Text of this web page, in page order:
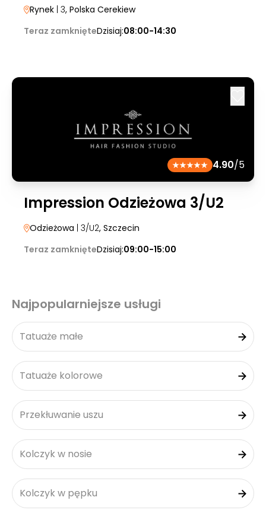
Rynek | 3, Polska Cerekiew
Teraz zamknięteDzisiaj:08:00-14:30
4.90/5
Impression Odzieżowa 3/U2
Odzieżowa | 3/U2, Szczecin
Teraz zamknięteDzisiaj:09:00-15:00
Najpopularniejsze usługi
Tatuaże małe
Tatuaże kolorowe
Przekłuwanie uszu
Kolczyk w nosie
Kolczyk w pępku